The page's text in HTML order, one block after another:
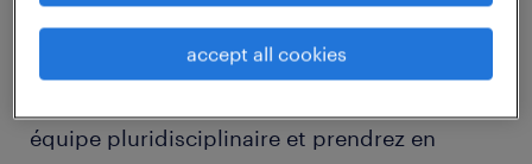
Dans un établissement thermal moderne et
équipe pluridisciplinaire et prendrez en
accept all cookies